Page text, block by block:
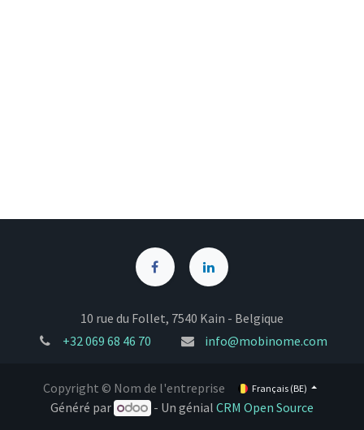
10 rue du Follet, 7540 Kain - Belgique
+32 069 68 46 70 info@mobinome.com
Copyright © Nom de l'entreprise Français (BE)
Généré par - Un génialCRM Open Source